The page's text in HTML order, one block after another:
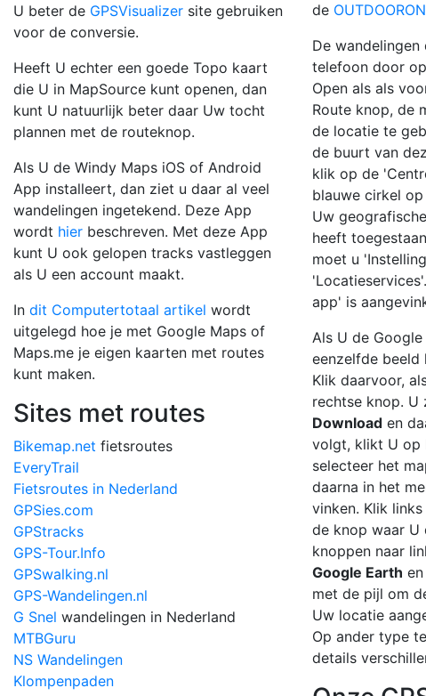
U beter de GPSVisualizer site gebruiken
voor de conversie.
Heeft U echter een goede Topo kaart
die U in MapSource kunt openen, dan
kunt U natuurlijk beter daar Uw tocht
plannen met de routeknop.
Als U de Windy Maps iOS of Android
App installeert, dan ziet u daar al veel
wandelingen ingetekend. Deze App
wordt hier beschreven. Met deze App
kunt U ook gelopen tracks vastleggen
als U een account maakt.
In dit Computertotaal artikel wordt
uitgelegd hoe je met Google Maps of
Maps.me je eigen kaarten met routes
kunt maken.
Sites met routes
Bikemap.net fietsroutes
EveryTrail
Fietsroutes in Nederland
GPSies.com
GPStracks
GPS-Tour.Info
GPSwalking.nl
GPS-Wandelingen.nl
G Snel wandelingen in Nederland
MTBGuru
NS Wandelingen
Klompenpaden
de
De wandelingen
telefoon door
Open als als
Route knop, de
de locatie te
de buurt van
klik op de
blauwe cirkel
Uw
heeft
moet u
app' is
Als U de
eenzelfde beeld
Klik daarvoor,
rechtse knop. U
Download en
volgt, klikt U op
selecteer het
daarna in het
vinken. Klik
de knop waar U
knoppen naar
Google Earth
met de pijl om
Uw locatie
Op ander type
details